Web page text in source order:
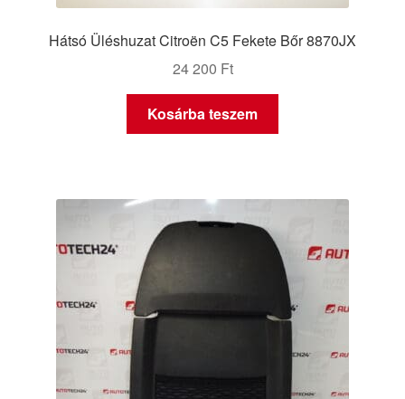
Hátsó Üléshuzat Citroën C5 Fekete Bőr 8870JX
24 200 Ft
Kosárba teszem